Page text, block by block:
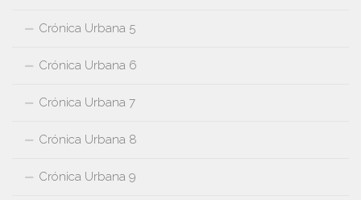
Crónica Urbana 5
Crónica Urbana 6
Crónica Urbana 7
Crónica Urbana 8
Crónica Urbana 9